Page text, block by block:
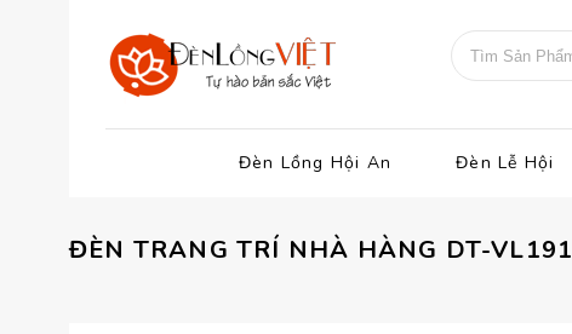
Đèn Lồng Hội An Đèn Lễ Hội
ĐÈN TRANG TRÍ NHÀ HÀNG DT-VL191